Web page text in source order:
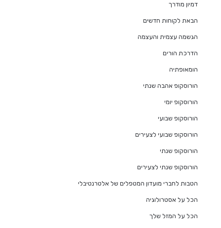
דמיון מודרך
הבאת לקוחות חדשים
הגשמה עצמית והעצמה
הדרכת הורים
הומאופתיה
הורוסקופ אהבה שנתי
הורוסקופ יומי
הורוסקופ שבועי
הורוסקופ שבועי לצעירים
הורוסקופ שנתי
הורוסקופ שנתי לצעירים
הטבות לחברי מועדון המטפלים של אלטרנטיבלי
הכל על אסטרולוגיה
הכל על המזל שלך